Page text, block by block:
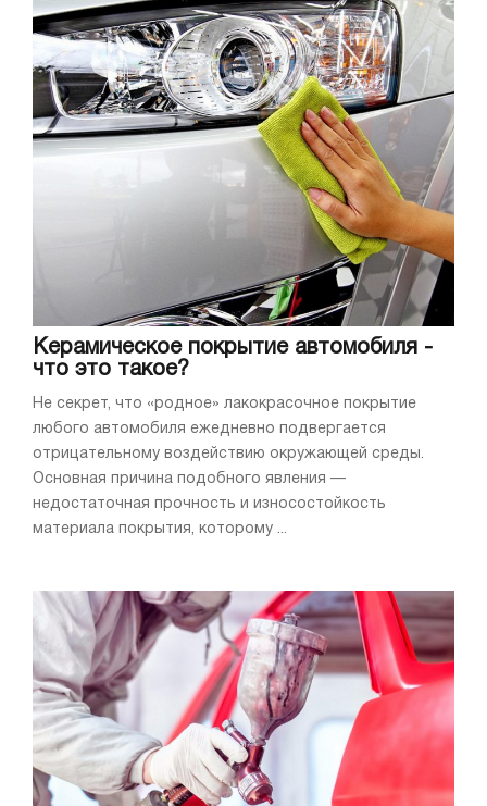
Керамическое покрытие автомобиля -
что это такое?
Не секрет, что «родное» лакокрасочное покрытие
любого автомобиля ежедневно подвергается
отрицательному воздействию окружающей среды.
Основная причина подобного явления —
недостаточная прочность и износостойкость
материала покрытия, которому ...